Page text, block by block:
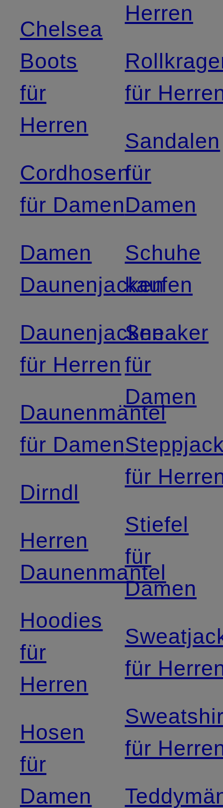
Chelsea
Boots
für
Herren
Cordhosen
für Damen
Damen
Daunenjacken
Daunenjacken
für Herren
Daunenmäntel
für Damen
Dirndl
Herren
Daunenmantel
Hoodies
für
Herren
Hosen
für
Damen
Herren
für
Sandalen
für
Damen
Schuhe
kaufen
Sneaker
für
Damen
für
Stiefel
für
Damen
für
für